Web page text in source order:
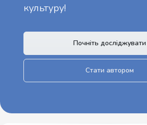
культуру!
Почніть досліджувати
Стати автором